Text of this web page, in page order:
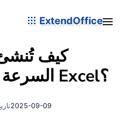
ExtendOffice
كيف
السرعة أو مقياس في Excel؟
2025-09-09